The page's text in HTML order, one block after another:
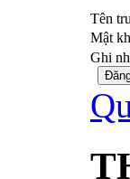
Tên
Mật
Ghi